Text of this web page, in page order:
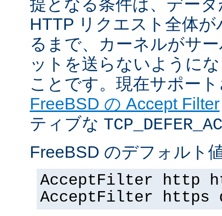
提となる条件は、デー
HTTP リクエスト全体
るまで、カーネルがサ
ットを送らないように
ことです。現在サポー
FreeBSD の Accept Filter
ティブな
FreeBSD のデフォルト
AcceptFilter http
AcceptFilter https